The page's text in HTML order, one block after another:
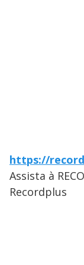
https://
Assista à
Recordplus